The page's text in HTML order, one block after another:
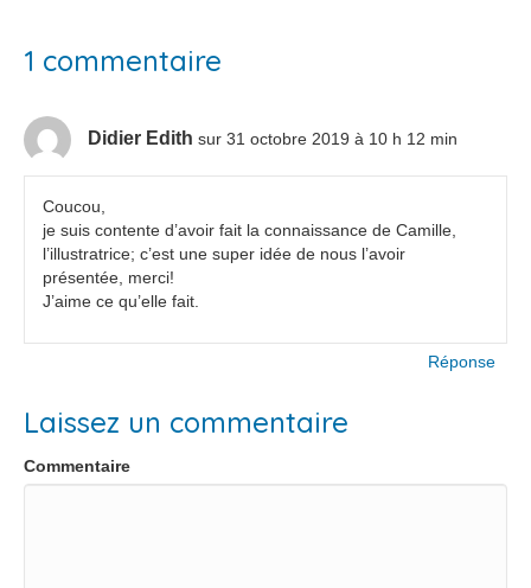
1 commentaire
Didier Edith sur 31 octobre 2019 à 10 h 12 min
Coucou,
je suis contente d’avoir fait la connaissance de Camille,
l’illustratrice; c’est une super idée de nous l’avoir
présentée, merci!
J’aime ce qu’elle fait.
Réponse
Laissez un commentaire
Commentaire